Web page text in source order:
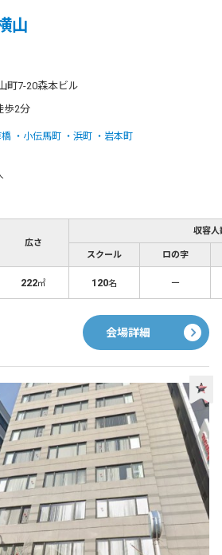
山
町7-20森本ビル
歩2分
小伝馬町 浜町
岩本町
広さ
収容人
スクール ロの字
222㎡ 120名 －
会場詳細